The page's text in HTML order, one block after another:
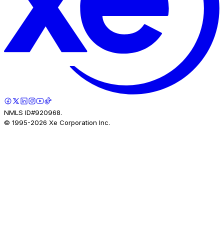
NMLS ID#920968.
© 1995-2026 Xe Corporation Inc.